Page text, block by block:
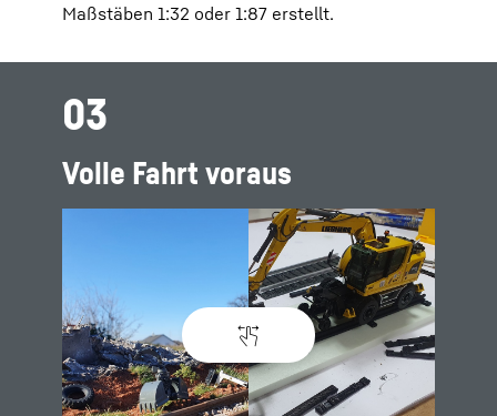
Maßstäben 1:32 oder 1:87 erstellt.
03
Volle Fahrt voraus